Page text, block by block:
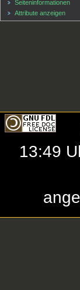
Seiten­informationen
Attribute anzeigen
13:49